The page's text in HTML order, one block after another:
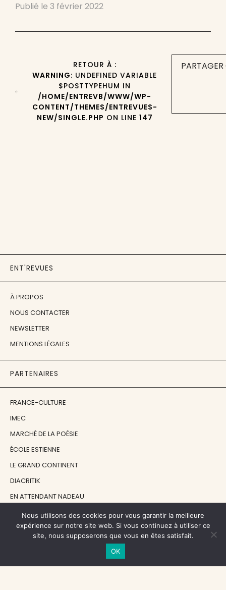
Publié le 3 février 2022
RETOUR À :
WARNING: UNDEFINED VARIABLE
$POSTTYPEHUM IN
/HOME/ENTREVB/WWW/WP-
CONTENT/THEMES/ENTREVUES-
NEW/SINGLE.PHP ON LINE 147
ENT'REVUES
À PROPOS
NOUS CONTACTER
NEWSLETTER
MENTIONS LÉGALES
PARTENAIRES
FRANCE-CULTURE
IMEC
MARCHÉ DE LA POÉSIE
ÉCOLE ESTIENNE
LE GRAND CONTINENT
DIACRITIK
EN ATTENDANT NADEAU
NOS SOUTIENS
Nous utilisons des cookies pour vous garantir la meilleure
expérience sur notre site web. Si vous continuez à utiliser ce
site, nous supposerons que vous en êtes satisfait.
OK